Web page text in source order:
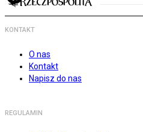
KONTAKT
O nas
Kontakt
Napisz do nas
REGULAMIN